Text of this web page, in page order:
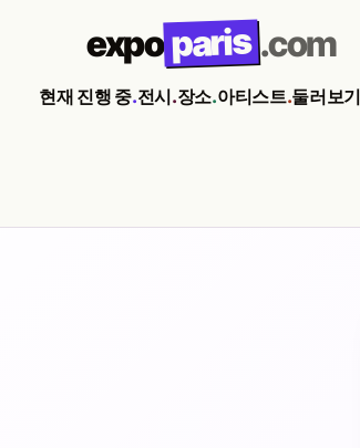
expoparis.com
현재 진행 중.전시.장소.아티스트.둘러보기